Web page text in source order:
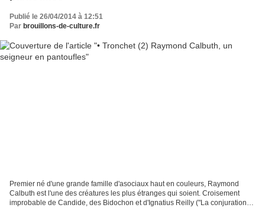
Publié le 26/04/2014 à 12:51
Par brouillons-de-culture.fr
Premier né d'une grande famille d'asociaux haut en couleurs, Raymond
Calbuth est l'une des créatures les plus étranges qui soient. Croisement
improbable de Candide, des Bidochon et d'Ignatius Reilly ("La conjuration